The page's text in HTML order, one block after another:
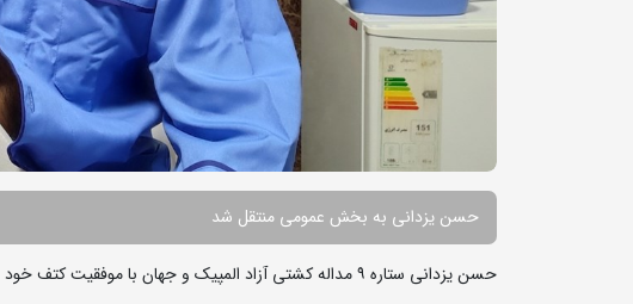
حسن یزدانی به بخش عمومی منتقل شد
حسن یزدانی ستاره ۹ مداله کشتی آزاد المپیک و جهان با موفقیت کتف خود را جراحی کرد.